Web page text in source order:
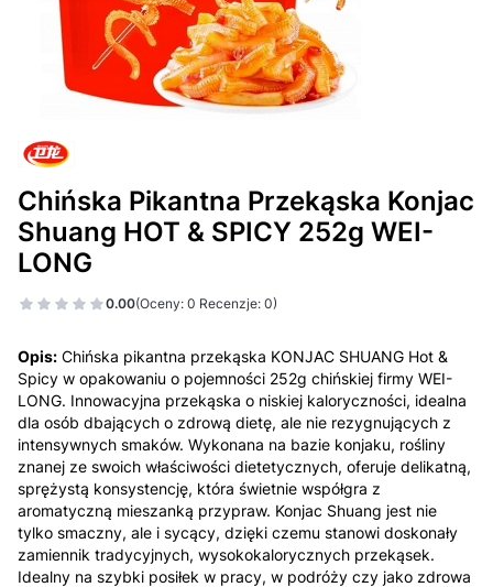
Chińska Pikantna Przekąska Konjac
Shuang HOT & SPICY 252g WEI-
LONG
0.00(Oceny: 0 Recenzje: 0)
Opis: Chińska pikantna przekąska KONJAC SHUANG Hot &
Spicy w opakowaniu o pojemności 252g chińskiej firmy WEI-
LONG. Innowacyjna przekąska o niskiej kaloryczności, idealna
dla osób dbających o zdrową dietę, ale nie rezygnujących z
intensywnych smaków. Wykonana na bazie konjaku, rośliny
znanej ze swoich właściwości dietetycznych, oferuje delikatną,
sprężystą konsystencję, która świetnie współgra z
aromatyczną mieszanką przypraw. Konjac Shuang jest nie
tylko smaczny, ale i sycący, dzięki czemu stanowi doskonały
zamiennik tradycyjnych, wysokokalorycznych przekąsek.
Idealny na szybki posiłek w pracy, w podróży czy jako zdrowa